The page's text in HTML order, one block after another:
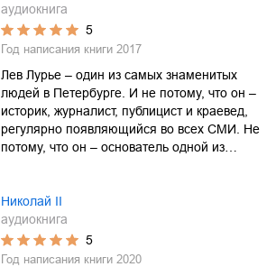
аудиокнига
5
Год написания книги 2017
Лев Лурье – один из самых знаменитых
людей в Петербурге. И не потому, что он –
историк, журналист, публицист и краевед,
регулярно появляющийся во всех СМИ. Не
потому, что он – основатель одной из…
Николай II
аудиокнига
5
Год написания книги 2020